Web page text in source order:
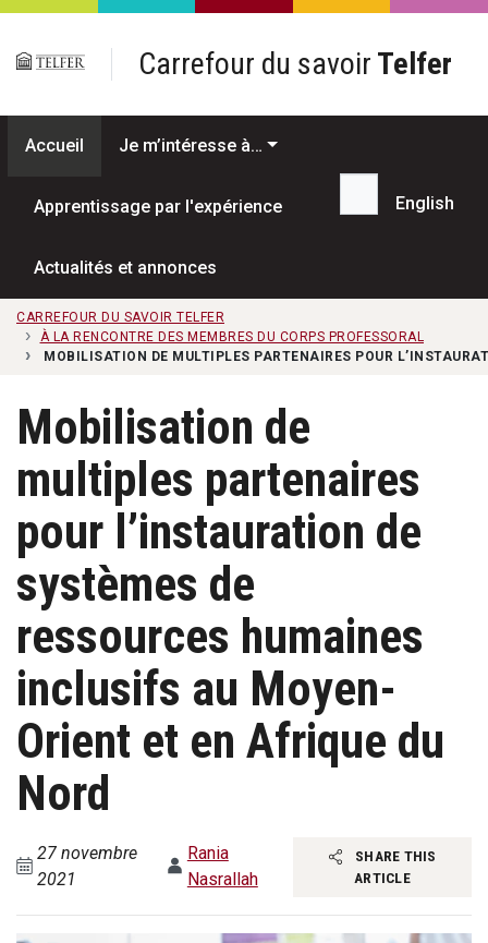
Passer au contenu principal
Carrefour du savoir Telfer
Accueil Je m’intéresse à…
Apprentissage par l'expérience
Actualités et annonces
Recherche...
English
CARREFOUR DU SAVOIR TELFER
À LA RENCONTRE DES MEMBRES DU CORPS PROFESSORAL
MOBILISATION DE MULTIPLES PARTENAIRES POUR
Mobilisation de
multiples partenaires
pour l’instauration de
systèmes de
ressources humaines
inclusifs au Moyen-
Orient et en Afrique du
Nord
27 novembre
2021
Rania
Nasrallah
SHARE THIS
ARTICLE